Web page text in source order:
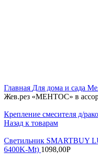
Главная Для дома и сада
Жев.рез «МЕНТОС» в
Крепление смесителя д/
Назад к товарам
Светильник SMARTBUY
6400K-Mt) 1098,00Р